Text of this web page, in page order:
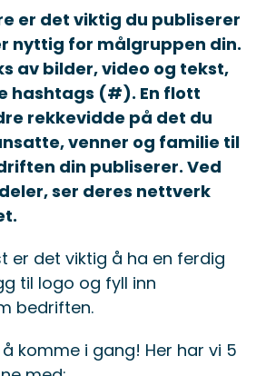
er det viktig du publiserer
nyttig for målgruppen din.
av bilder, video og tekst,
hashtags (#). En flott
rekkevidde på det du
venner og familie til
din publiserer. Ved
ser deres nettverk
er det viktig å ha en ferdig
til logo og fyll inn
bedriften.
komme i gang! Her har vi 5